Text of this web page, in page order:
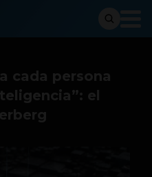
cada persona
el